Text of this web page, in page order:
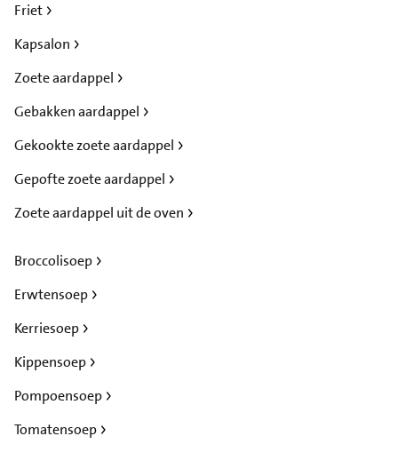
Friet
Kapsalon
Zoete aardappel
Gebakken aardappel
Gekookte zoete aardappel
Gepofte zoete aardappel
Zoete aardappel uit de oven
Broccolisoep
Erwtensoep
Kerriesoep
Kippensoep
Pompoensoep
Tomatensoep